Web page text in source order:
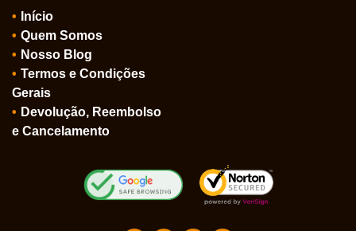
Início
Quem Somos
Nosso Blog
Termos e Condições
Gerais
Devolução, Reembolso
e Cancelamento